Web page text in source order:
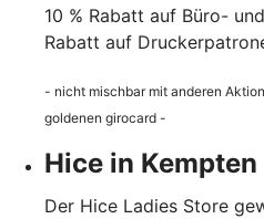
10 % Rabatt auf Büro-
Rabatt auf
- nicht mischbar mit anderen
goldenen girocard -
Hice in Kempten
Der Hice Ladies Store